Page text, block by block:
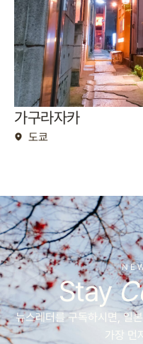
가구라자카
도쿄
Stay
뉴스레터를 구독하시면, 일
가장 먼